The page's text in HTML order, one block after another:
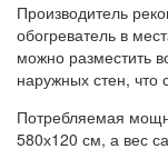
Производитель
обогреватель в
можно разместить
наружных стен, что
Потребляемая
580х120 см, а вес